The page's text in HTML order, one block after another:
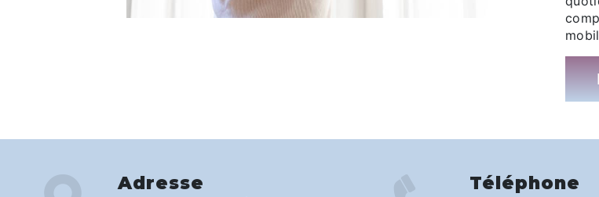
Adresse Téléphone